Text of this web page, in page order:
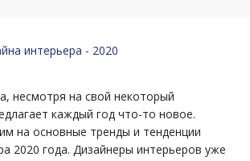
несмотря на свой некоторый
каждый год что-то новое.
на основные тренды и тенденции
2020 года. Дизайнеры интерьеров уже